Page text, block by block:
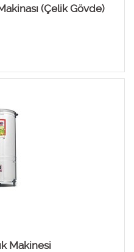
(Çelik Gövde)
Makinesi